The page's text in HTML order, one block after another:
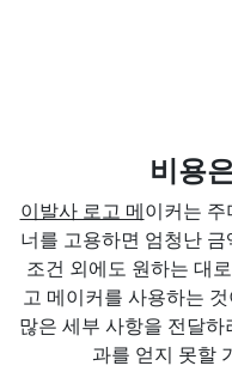
비용
이발사 로고 메이커는 주
너를 고용하면 엄청난
조건 외에도 원하는 대
고 메이커를 사용하는
많은 세부 사항을 전달
과를 얻지 못할